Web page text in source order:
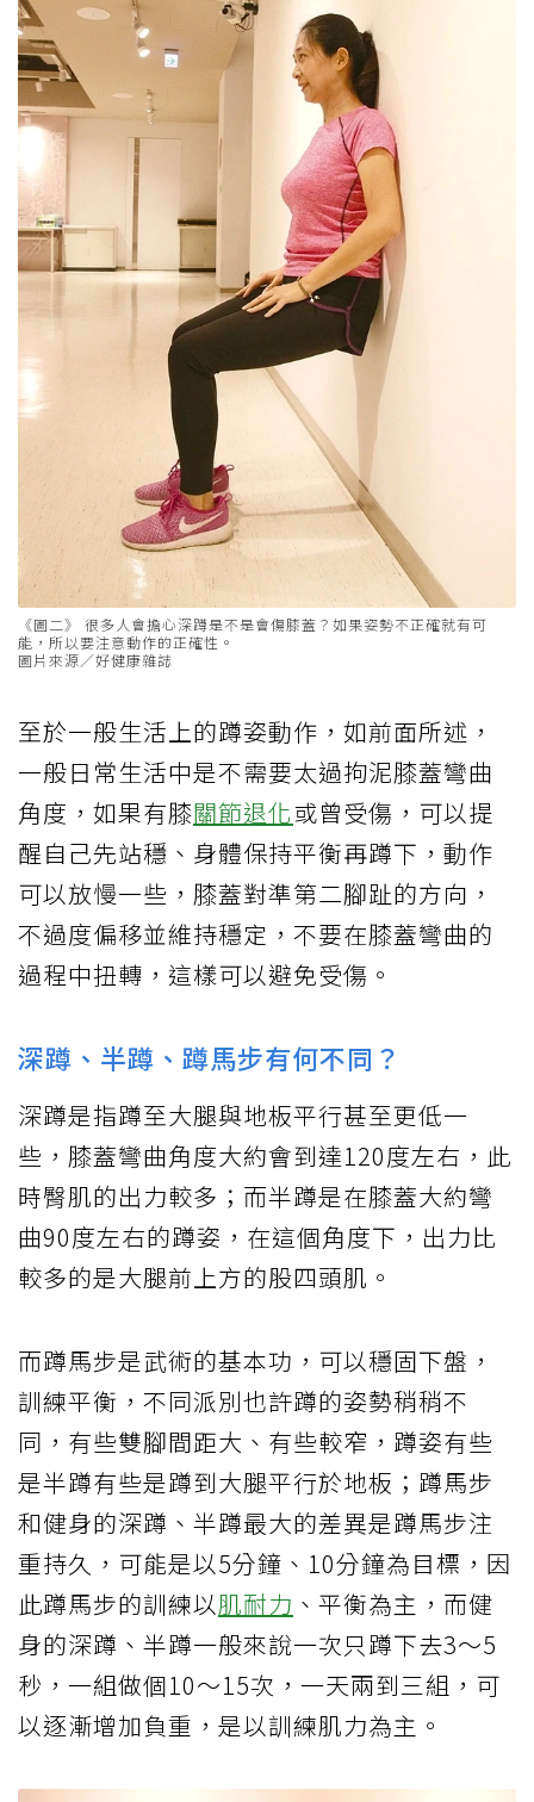
《圖二》 很多人會擔心深蹲是不是會傷膝蓋？如果姿勢不正確就有可
能，所以要注意動作的正確性。
圖片來源／好健康雜誌
至於一般生活上的蹲姿動作，如前面所述，
一般日常生活中是不需要太過拘泥膝蓋彎曲
角度，如果有膝關節退化或曾受傷，可以提
醒自己先站穩、身體保持平衡再蹲下，動作
可以放慢一些，膝蓋對準第二腳趾的方向，
不過度偏移並維持穩定，不要在膝蓋彎曲的
過程中扭轉，這樣可以避免受傷。
深蹲、半蹲、蹲馬步有何不同？
深蹲是指蹲至大腿與地板平行甚至更低一
些，膝蓋彎曲角度大約會到達120度左右，此
時臀肌的出力較多；而半蹲是在膝蓋大約彎
曲90度左右的蹲姿，在這個角度下，出力比
較多的是大腿前上方的股四頭肌。
而蹲馬步是武術的基本功，可以穩固下盤，
訓練平衡，不同派別也許蹲的姿勢稍稍不
同，有些雙腳間距大、有些較窄，蹲姿有些
是半蹲有些是蹲到大腿平行於地板；蹲馬步
和健身的深蹲、半蹲最大的差異是蹲馬步注
重持久，可能是以5分鐘、10分鐘為目標，因
此蹲馬步的訓練以肌耐力 、平衡為主，而健
身的深蹲、半蹲一般來說一次只蹲下去3～5
秒，一組做個10～15次，一天兩到三組，可
以逐漸增加負重，是以訓練肌力為主。